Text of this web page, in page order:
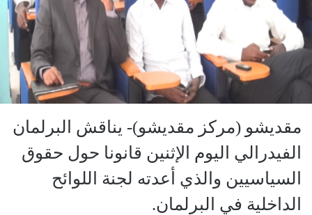
مقديشو (مركز مقديشو)- يناقش البرلمان
الفيدرالي اليوم الإثنين قانونا حول حقوق
السياسيين والذي أعدته لجنة اللوائح
الداخلية في البرلمان.